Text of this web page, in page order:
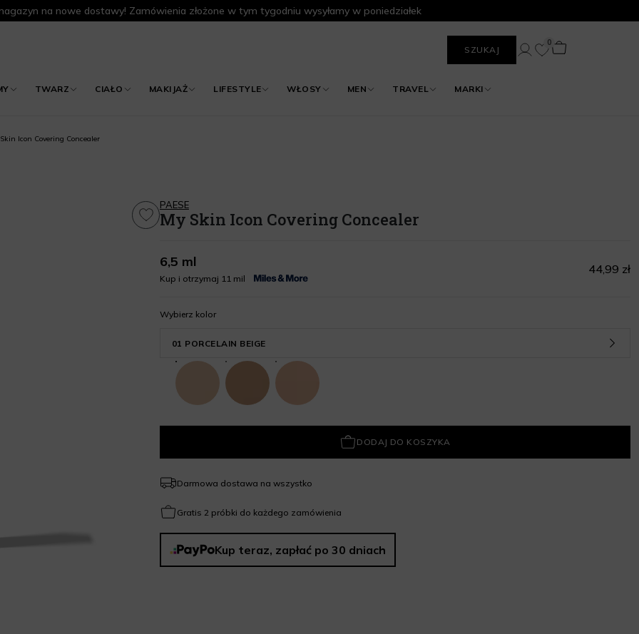
na nowe dostawy! Zamówienia złożone w tym tygodniu wysyłamy w poniedziałek
SZUKAJ
TWARZ CIAŁO MAKIJAŻ LIFESTYLE WŁOSY MEN TRAVEL MARKI
0
Icon Covering Concealer
PAESE
My Skin Icon Covering Concealer
Wybierz kolor
01 PORCELAIN BEIGE
6,5 ml
Kup i otrzymaj 11 mil
44,99 zł
DODAJ DO KOSZYKA
Darmowa dostawa na wszystko
Gratis 2 próbki do każdego zamówienia
Kup teraz, zapłać po 30 dniach